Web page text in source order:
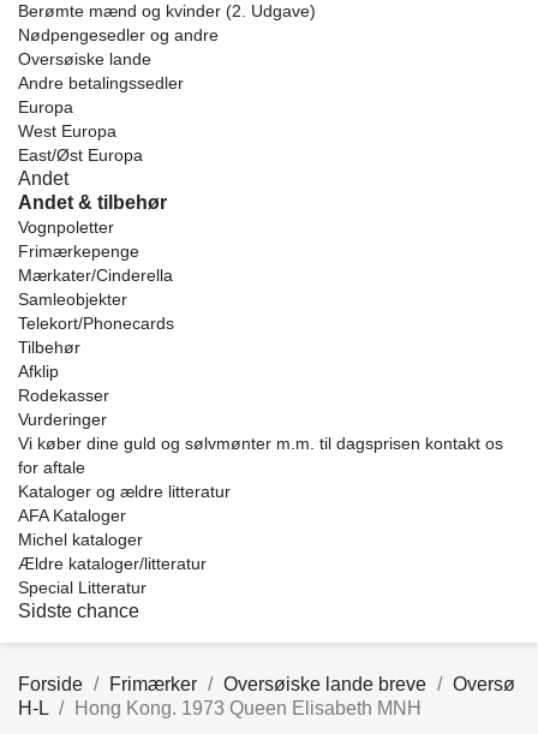
Berømte mænd og kvinder (2. Udgave)
Nødpengesedler og andre
Oversøiske lande
Andre betalingssedler
Europa
West Europa
East/Øst Europa
Andet
Andet & tilbehør
Vognpoletter
Frimærkepenge
Mærkater/Cinderella
Samleobjekter
Telekort/Phonecards
Tilbehør
Afklip
Rodekasser
Vurderinger
Vi køber dine guld og sølvmønter m.m. til dagsprisen kontakt os
for aftale
Kataloger og ældre litteratur
AFA Kataloger
Michel kataloger
Ældre kataloger/litteratur
Special Litteratur
Sidste chance
Forside Frimærker Oversøiske lande breve
Oversø
H-L
Hong Kong. 1973 Queen Elisabeth MNH